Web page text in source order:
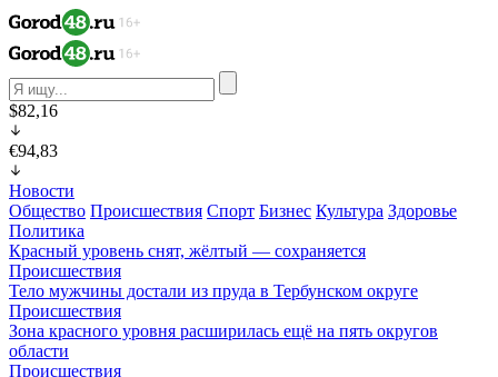
$82,16
€94,83
Новости
Общество Происшествия Спорт Бизнес Культура Здоровье
Политика
Красный уровень снят, жёлтый — сохраняется
Происшествия
Тело мужчины достали из пруда в Тербунском округе
Происшествия
Зона красного уровня расширилась ещё на пять округов
области
Происшествия